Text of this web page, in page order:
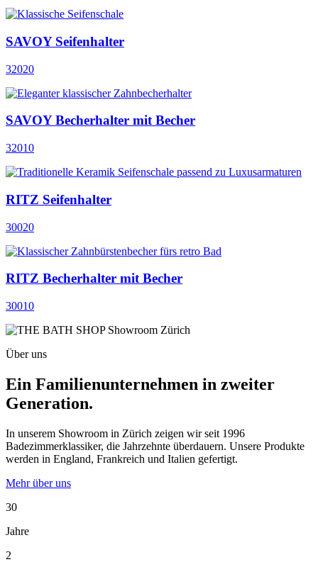
SAVOY Seifenhalter
32020
SAVOY Becherhalter mit Becher
32010
RITZ Seifenhalter
30020
RITZ Becherhalter mit Becher
30010
Über uns
Ein Familienunternehmen in zweiter
Generation.
In unserem Showroom in Zürich zeigen wir seit 1996
Badezimmerklassiker, die Jahrzehnte überdauern. Unsere Produkte
werden in England, Frankreich und Italien gefertigt.
Mehr über uns
30
Jahre
2